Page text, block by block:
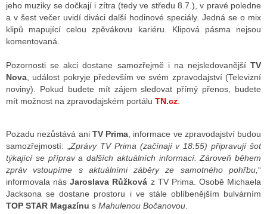
STRÁNKY TV
STÁT BLOGEREM
BLOGERA
jeho muziky se dočkají i zítra (tedy ve středu 8.7.), v pravé poledne
a v šest večer uvidí diváci další hodinové speciály. Jedná se o mix
klipů mapující celou zpěvákovu kariéru. Klipová pásma nejsou
komentovaná.
Pozornosti se akci dostane samozřejmě i na nejsledovanější TV
Nova , událost pokryje především ve svém zpravodajství (Televizní
noviny). Pokud budete mít zájem sledovat přímý přenos, budete
mít možnost na zpravodajském portálu TN.cz
Pozadu nezůstává ani TV Prima , informace ve zpravodajství budou
samozřejmostí: „ Zprávy TV Prima (začínají v 18:55) připravují šot
týkající se příprav a dalších aktuálních informací. Zároveň během
zpráv vstoupíme s aktuálními záběry ze samotného pohřbu, “
informovala násJaroslava Růžková z TV Prima. Osobě Michaela
Jacksona se dostane prostoru i ve stále oblíbenějším bulvárním
TOP STAR Magazínu s Mahulenou Bočanovou